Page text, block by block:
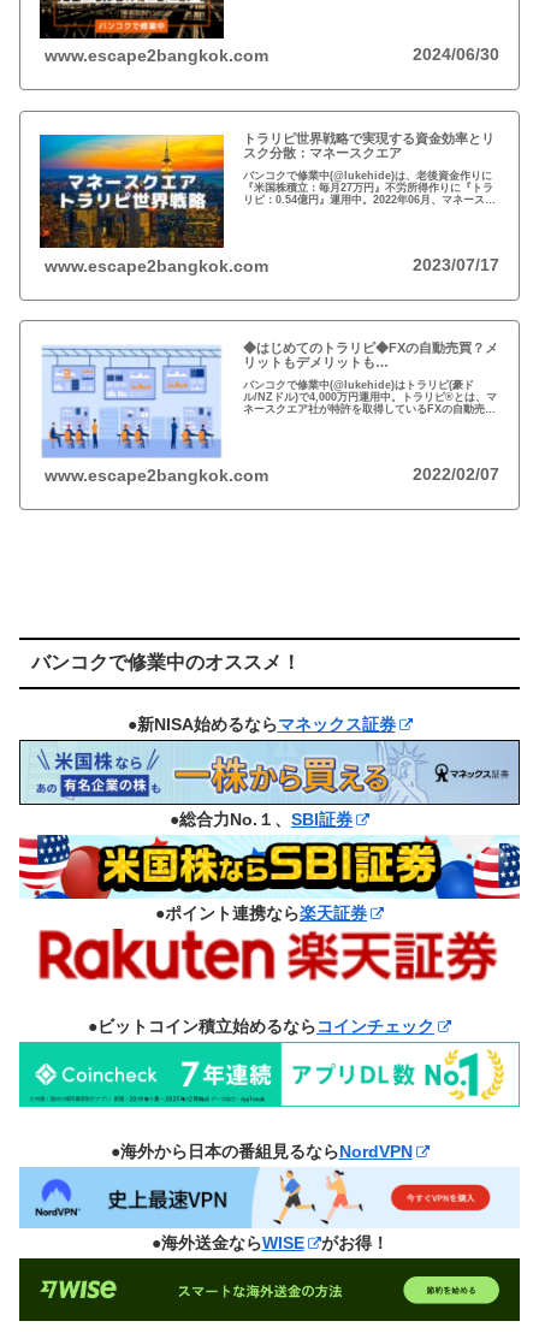
www.escape2bangkok.com 2024/06/30
トラリピ世界戦略で実現する資金効率とリ
スク分散：マネースクエア
バンコクで修業中(@lukehide)は、老後資金作りに
『米国株積立：毎月27万円』不労所得作りに『トラ
リピ：0.54億円』運用中。2022年06月、マネースク
www.escape2bangkok.com 2023/07/17
◆はじめてのトラリピ◆FXの自動売買？メ
リットもデメリットも…
バンコクで修業中(@lukehide)はトラリピ(豪ド
ル/NZドル)で4,000万円運用中。トラリピ®とは、マ
ネースクエア社が特許を取得しているFXの自動売買
www.escape2bangkok.com 2022/02/07
バンコクで修業中のオススメ！
●新NISA始めるならマネックス証券
●総合力No.１、 SBI証券
●ポイント連携なら楽天証券
●ビットコイン積立始めるならコインチェック
●海外から日本の番組見るならNordVPN
●海外送金ならWISE がお得！